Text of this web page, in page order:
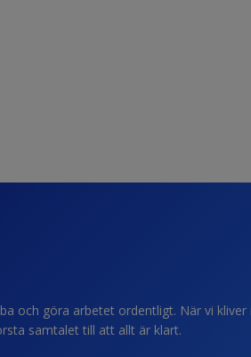
och göra arbetet ordentligt. När vi kliver
samtalet till att allt är klart.